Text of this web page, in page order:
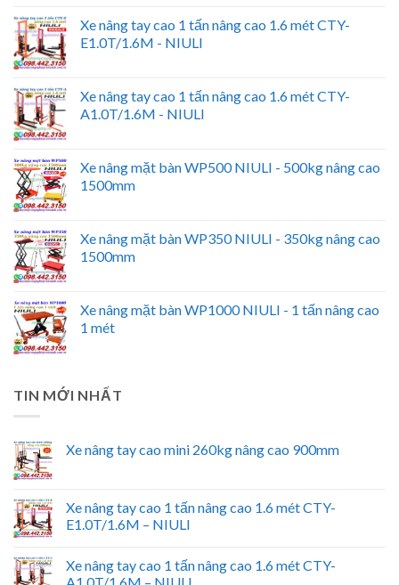
Xe nâng tay cao 1 tấn nâng cao 1.6 mét CTY-
E1.0T/1.6M - NIULI
Xe nâng tay cao 1 tấn nâng cao 1.6 mét CTY-
A1.0T/1.6M - NIULI
Xe nâng mặt bàn WP500 NIULI - 500kg nâng cao
1500mm
Xe nâng mặt bàn WP350 NIULI - 350kg nâng cao
1500mm
Xe nâng mặt bàn WP1000 NIULI - 1 tấn nâng cao
1 mét
TIN MỚI NHẤT
Xe nâng tay cao mini 260kg nâng cao 900mm
Xe nâng tay cao 1 tấn nâng cao 1.6 mét CTY-
E1.0T/1.6M – NIULI
Xe nâng tay cao 1 tấn nâng cao 1.6 mét CTY-